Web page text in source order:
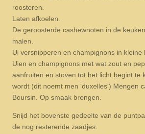
roosteren.
Laten afkoelen.
De geroosterde cashewnoten in de
malen.
Ui versnipperen en champignons in kleine
Uien en champignons met wat zout en
aanfruiten en stoven tot het licht begint te
wordt (dit noemt men 'duxelles') Mengen
Boursin. Op smaak brengen.
Snijd het bovenste gedeelte van de
de nog resterende zaadjes.